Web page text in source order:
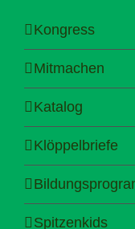
Kongress
Mitmachen
Katalog
Klöppelbriefe
Spitzenkids